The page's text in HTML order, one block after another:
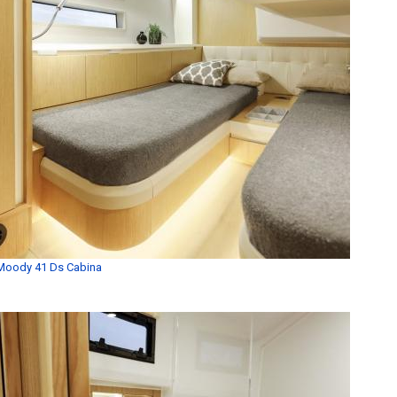
41 Ds Cabina